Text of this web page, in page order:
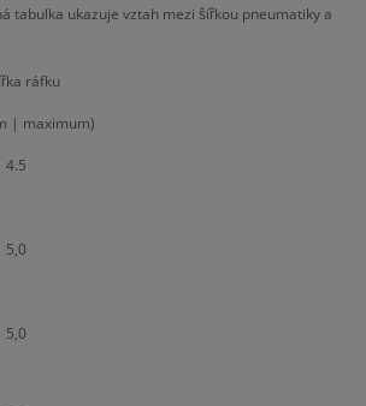
tabulka ukazuje vztah mezi šířkou pneumatiky a
ráfku
| maximum)
4.5
5,0
5,0